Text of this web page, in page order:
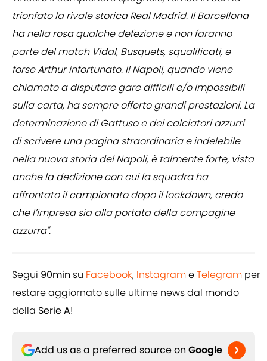
trionfato la rivale storica Real Madrid. Il Barcellona
ha nella rosa qualche defezione e non faranno
parte del match Vidal, Busquets, squalificati, e
forse Arthur infortunato. Il Napoli, quando viene
chiamato a disputare gare difficili e/o impossibili
sulla carta, ha sempre offerto grandi prestazioni. La
determinazione di Gattuso e dei calciatori azzurri
di scrivere una pagina straordinaria e indelebile
nella nuova storia del Napoli, è talmente forte, vista
anche la dedizione con cui la squadra ha
affrontato il campionato dopo il lockdown, credo
che l’impresa sia alla portata della compagine
azzurra".
Segui 90min su Facebook, InstagrameTelegram per
restare aggiornato sulle ultime news dal mondo
della Serie A!
Add us as a preferred source on Google